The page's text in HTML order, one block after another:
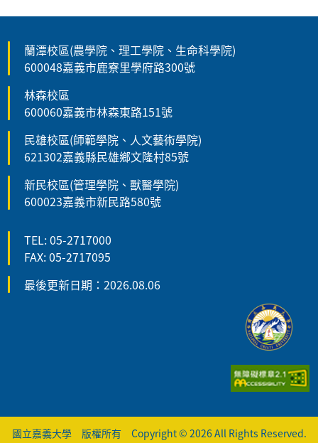
蘭潭校區(農學院、理工學院、生命科學院)
600048嘉義市鹿寮里學府路300號
林森校區
600060嘉義市林森東路151號
民雄校區(師範學院、人文藝術學院)
621302嘉義縣民雄鄉文隆村85號
新民校區(管理學院、獸醫學院)
600023嘉義市新民路580號
TEL: 05-2717000
FAX: 05-2717095
最後更新日期：2026.08.06
國立嘉義大學 版權所有 Copyright © 2026 All Rights Reserved.